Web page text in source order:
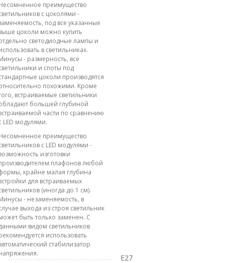
преимущество
с цоколями -
под все указанные
цоколи можно купить
светодиодные лампы и
в светильниках.
- размерность, все
и споты под
цоколи производятся
похожими. Кроме
встраиваемые светильники
большей глубиной
части по сравнению
LED модулями.
преимущество
с LED модулями -
изготовки
плафонов любой
крайне малая глубина
для встраиваемых
(иногда до 1 см).
- незаменяемость, в
выхода из строя светильник
быть только заменен. С
видом светильников
использовать
стабилизатор
E27